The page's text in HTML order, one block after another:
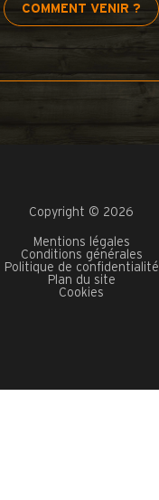
COMMENT VENIR ?
Copyright © 2026
Mentions légales
Conditions générales
Politique de confidentialité
Plan du site
Cookies